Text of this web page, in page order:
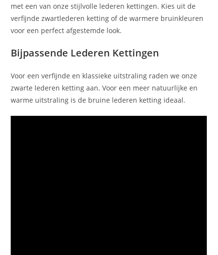
met een van onze stijlvolle lederen kettingen. Kies uit de
verfijnde zwartlederen ketting of de warmere bruinkleuren
voor een perfect afgestemde look.
Bijpassende Lederen Kettingen
Voor een verfijnde en klassieke uitstraling raden we onze
zwarte lederen ketting aan. Voor een meer natuurlijke en
warme uitstraling is de bruine lederen ketting ideaal.